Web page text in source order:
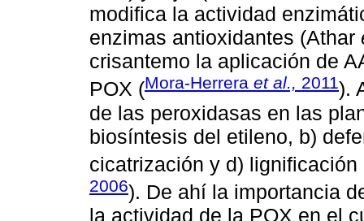
modifica la actividad
enzimas antioxidantes (Athar
crisantemo la aplicación de
POX (Mora-Herrera et al., 2011).
de las peroxidasas en las
biosíntesis del etileno, b)
cicatrización y d)
2006). De ahí la importancia
la actividad de la POX en el